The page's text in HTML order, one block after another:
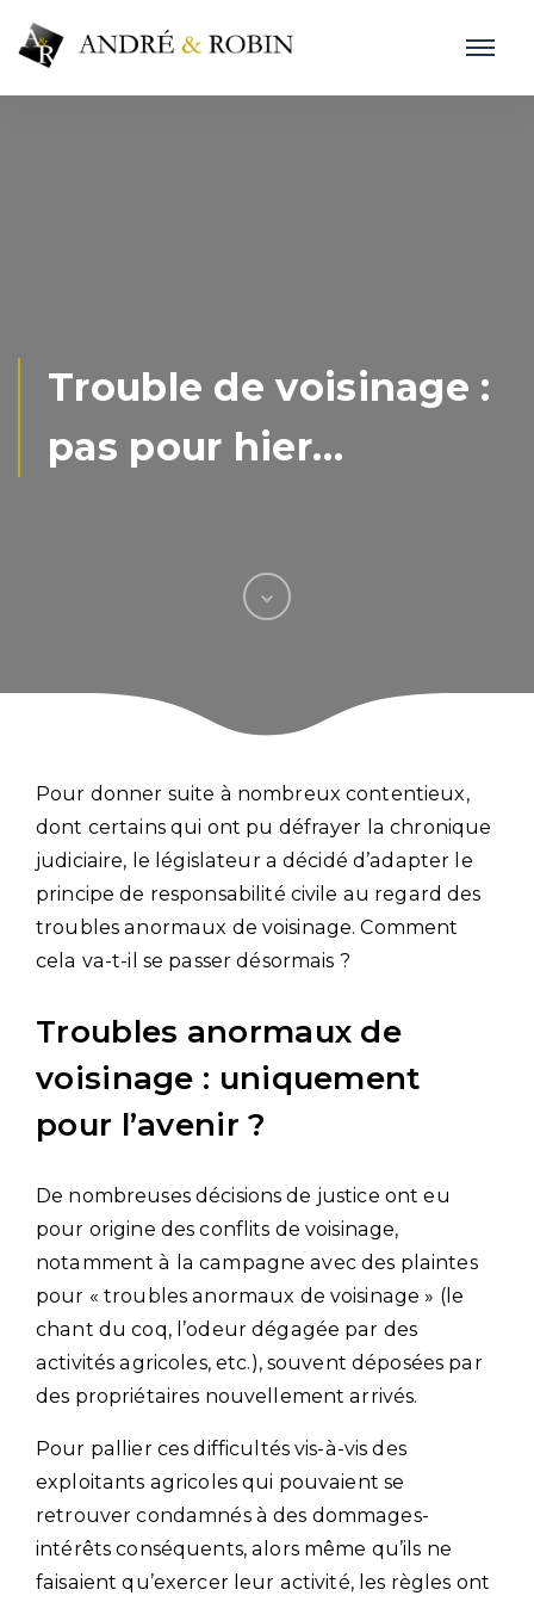
Trouble de voisinage :
pas pour hier…
Pour donner suite à nombreux contentieux,
dont certains qui ont pu défrayer la chronique
judiciaire, le législateur a décidé d’adapter le
principe de responsabilité civile au regard des
troubles anormaux de voisinage. Comment
cela va-t-il se passer désormais ?
Troubles anormaux de
voisinage : uniquement
pour l’avenir ?
De nombreuses décisions de justice ont eu
pour origine des conflits de voisinage,
notamment à la campagne avec des plaintes
pour « troubles anormaux de voisinage » (le
chant du coq, l’odeur dégagée par des
activités agricoles, etc.), souvent déposées par
des propriétaires nouvellement arrivés.
Pour pallier ces difficultés vis-à-vis des
exploitants agricoles qui pouvaient se
retrouver condamnés à des dommages-
intérêts conséquents, alors même qu’ils ne
faisaient qu’exercer leur activité, les règles ont